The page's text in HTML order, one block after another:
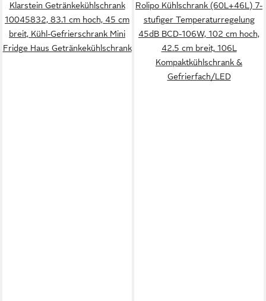
Klarstein Getränkekühlschrank
10045832, 83.1 cm hoch, 45 cm
breit, Kühl-Gefrierschrank Mini
Fridge Haus Getränkekühlschrank
Rolipo Kühlschrank (60L+46L) 7-
stufiger Temperaturregelung
45dB BCD-106W, 102 cm hoch,
42.5 cm breit, 106L
Kompaktkühlschrank &
Gefrierfach/LED